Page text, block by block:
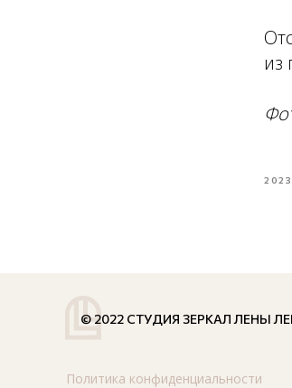
из
© 2022 СТУДИЯ ЗЕРКАЛ ЛЕНЫ
Политика конфиденциальности